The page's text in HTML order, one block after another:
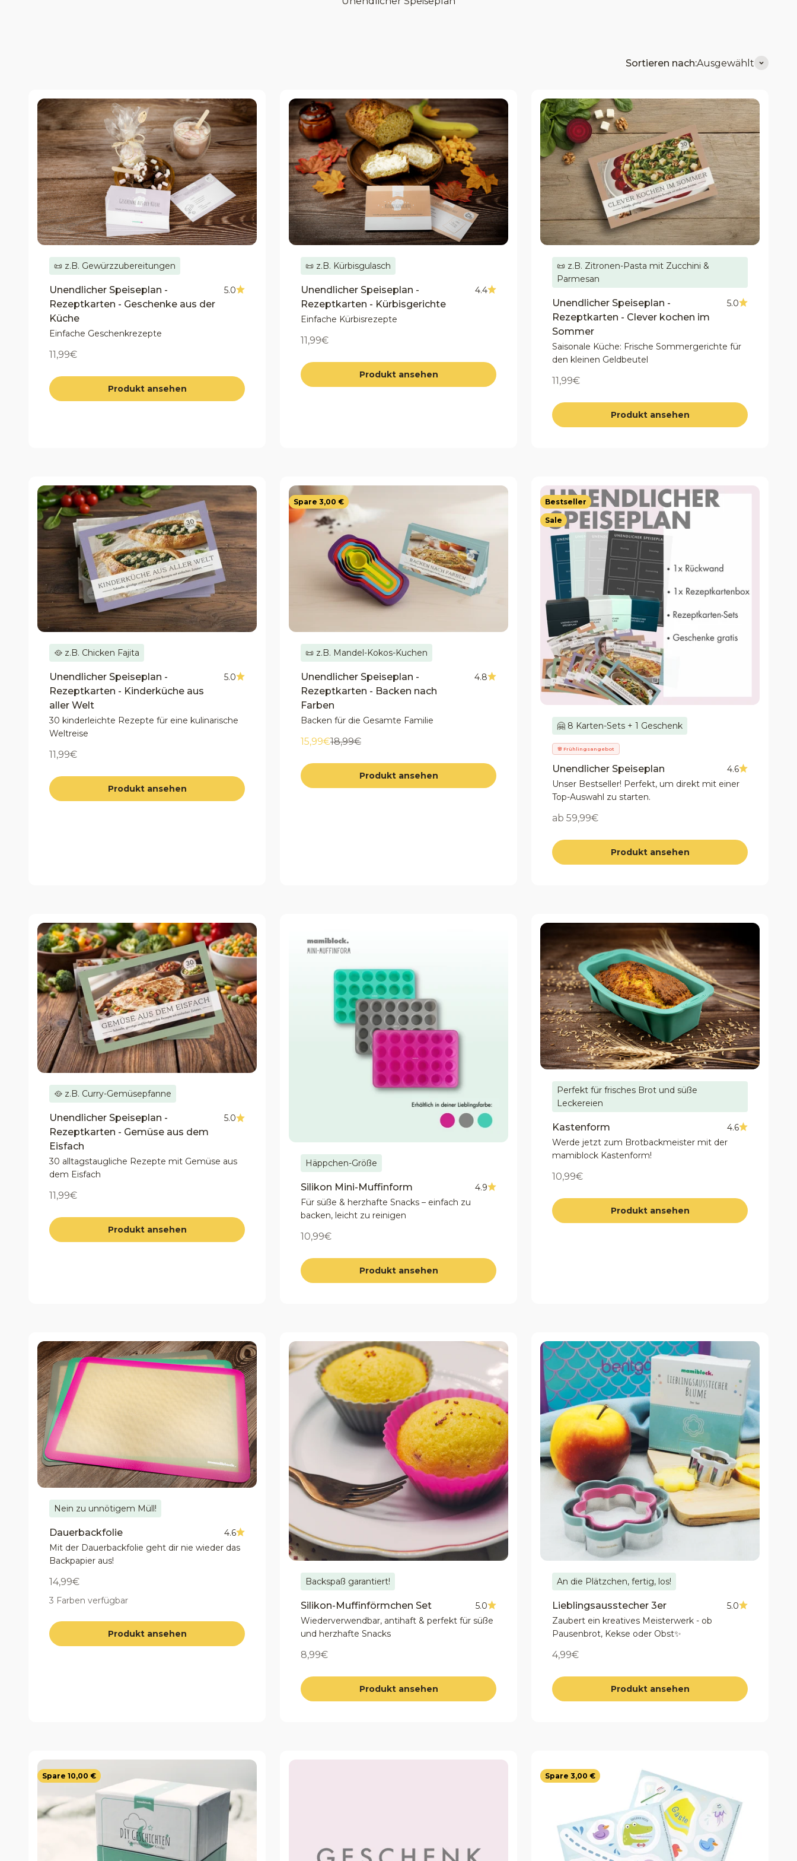
Sortieren nach:Ausgewählt
📜 z.B. Gewürzzubereitungen
Unendlicher Speiseplan -
Rezeptkarten - Geschenke aus der
Küche
5.0
Einfache Geschenkrezepte
Angebot
11,99€
Produkt ansehen
📜 z.B. Kürbisgulasch
Unendlicher Speiseplan -
Rezeptkarten - Kürbisgerichte
4.4
Einfache Kürbisrezepte
Angebot
11,99€
Produkt ansehen
📜 z.B. Zitronen-Pasta mit Zucchini &
Parmesan
Unendlicher Speiseplan -
Rezeptkarten - Clever kochen im
Sommer
5.0
Saisonale Küche: Frische Sommergerichte für
den kleinen Geldbeutel
Angebot
11,99€
Produkt ansehen
🥘 z.B. Chicken Fajita
Unendlicher Speiseplan -
Rezeptkarten - Kinderküche aus
aller Welt
5.0
30 kinderleichte Rezepte für eine kulinarische
Weltreise
Angebot
11,99€
Produkt ansehen
Spare 3,00 €
📜 z.B. Mandel-Kokos-Kuchen
Unendlicher Speiseplan -
Rezeptkarten - Backen nach
Farben
4.8
Backen für die Gesamte Familie
Angebot
15,99€Regulärer Preis
18,99€
Produkt ansehen
Bestseller
Sale
🤗 8 Karten-Sets + 1 Geschenk
🌸 Frühlingsangebot
Unendlicher Speiseplan
4.6
Unser Bestseller! Perfekt, um direkt mit einer
Top-Auswahl zu starten.
Angebot
ab 59,99€
Produkt ansehen
🥘 z.B. Curry-Gemüsepfanne
Unendlicher Speiseplan -
Rezeptkarten - Gemüse aus dem
Eisfach
5.0
30 alltagstaugliche Rezepte mit Gemüse aus
dem Eisfach
Angebot
11,99€
Produkt ansehen
Häppchen-Größe
Silikon Mini-Muffinform
4.9
Für süße & herzhafte Snacks – einfach zu
backen, leicht zu reinigen
Angebot
10,99€
Produkt ansehen
Perfekt für frisches Brot und süße
Leckereien
Kastenform
4.6
Werde jetzt zum Brotbackmeister mit der
mamiblock Kastenform!
Angebot
10,99€
Produkt ansehen
Nein zu unnötigem Müll!
Dauerbackfolie
4.6
Mit der Dauerbackfolie geht dir nie wieder das
Backpapier aus!
Angebot
14,99€
3 Farben verfügbar
Produkt ansehen
Backspaß garantiert!
Silikon-Muffinförmchen Set
5.0
Wiederverwendbar, antihaft & perfekt für süße
und herzhafte Snacks
Angebot
8,99€
Produkt ansehen
An die Plätzchen, fertig, los!
Lieblingsausstecher 3er
5.0
Zaubert ein kreatives Meisterwerk - ob
Pausenbrot, Kekse oder Obst✨
Angebot
4,99€
Produkt ansehen
Spare 10,00 € Spare 3,00 €